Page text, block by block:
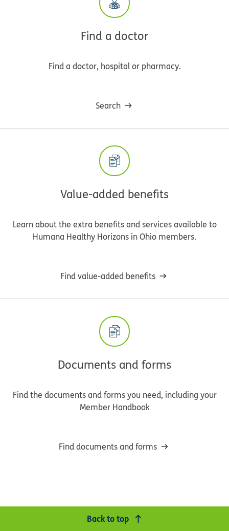
Find a doctor
Find a doctor, hospital or pharmacy.
Search
Value-added benefits
Learn about the extra benefits and services available to
Humana Healthy Horizons in Ohio members.
Find value-added benefits
Documents and forms
Find the documents and forms you need, including your
Member Handbook
Find documents and forms
Back to top